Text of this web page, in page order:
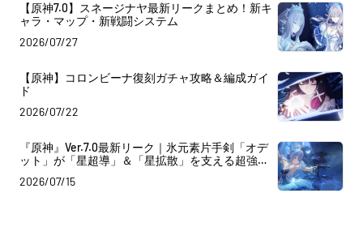
【原神7.0】スネージナヤ最新リークまとめ！新キ
ャラ・マップ・新戦闘システム
2026/07/27
【原神】コロンビーナ復刻ガチャ攻略＆編成ガイ
ド
2026/07/22
『原神』Ver.7.0最新リーク｜氷元素片手剣「オデ
ット」が「星超導」＆「星拡散」を支える超強力
2026/07/15